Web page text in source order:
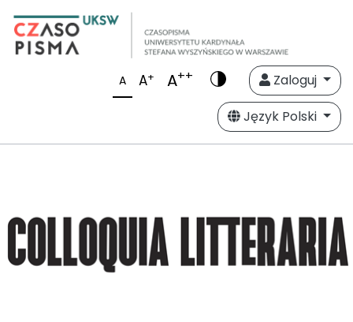
A A+ A++
Zaloguj
Język Polski